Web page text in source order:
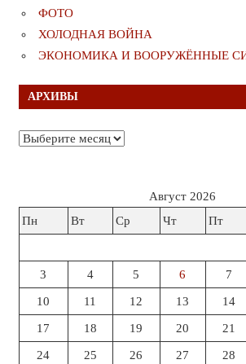
ФОТО
ХОЛОДНАЯ ВОЙНА
ЭКОНОМИКА И ВООРУЖЁННЫЕ
АРХИВЫ
Архивы
Август 2026
Пн
Вт Ср Чт Пт
3 4 5 6 7
10 11 12 13 14
17 18 19 20 21
24 25 26 27 28